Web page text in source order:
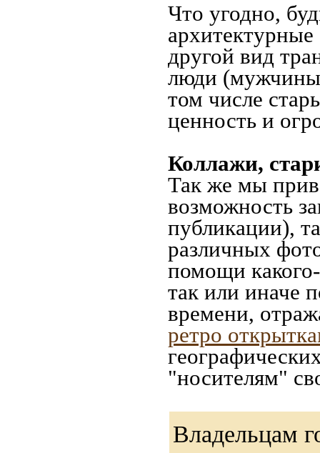
Что угодно,
другой вид
люди
том числе
ценность и
Коллажи,
Так же мы
возможность
публикации),
различных
помощи
так или иначе
времени,
ретро
"носителям"
Владельцам